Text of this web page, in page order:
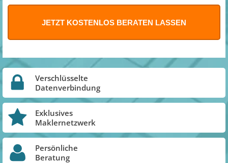
Verschlüsselte
Datenverbindung
Exklusives
Maklernetzwerk
Persönliche
Beratung